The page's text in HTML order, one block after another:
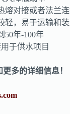
熔对接或者法兰
轻，易于运输和
50年-100年
于供水项目
多的详细信息！